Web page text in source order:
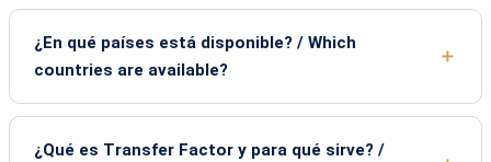
¿En qué países está disponible? / Which
countries are available?
¿Qué es Transfer Factor y para qué sirve? /